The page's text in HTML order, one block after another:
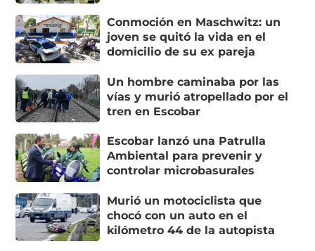
Conmoción en Maschwitz: un
joven se quitó la vida en el
domicilio de su ex pareja
Un hombre caminaba por las
vías y murió atropellado por el
tren en Escobar
Escobar lanzó una Patrulla
Ambiental para prevenir y
controlar microbasurales
Murió un motociclista que
chocó con un auto en el
kilómetro 44 de la autopista